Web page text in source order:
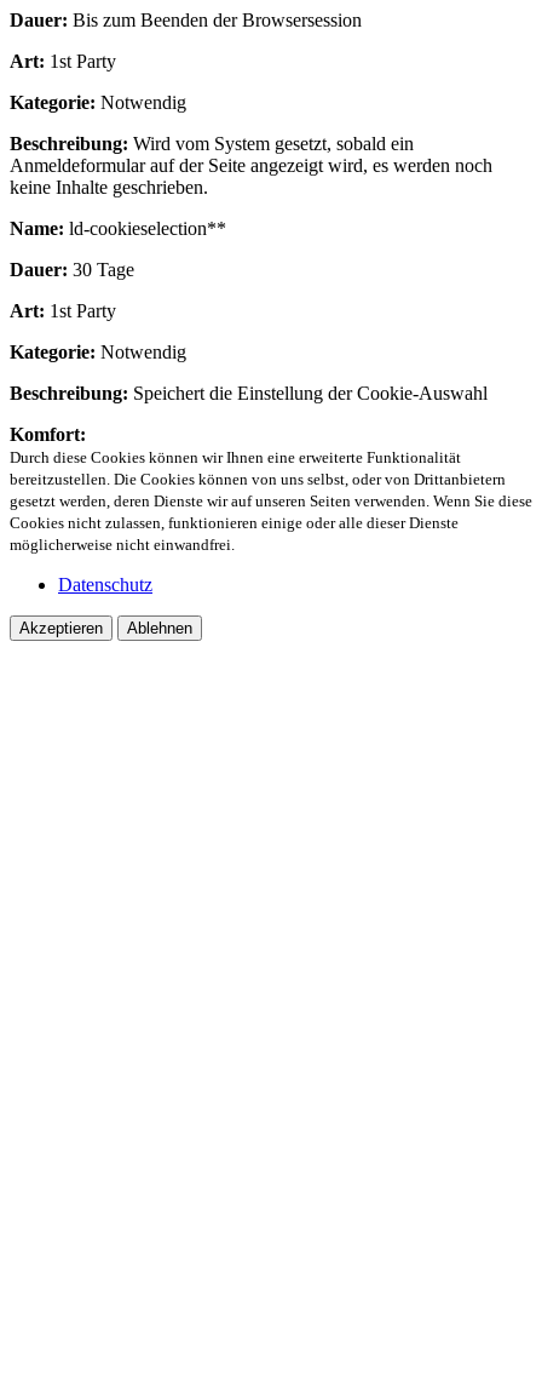
Dauer: Bis zum Beenden der Browsersession
Art: 1st Party
Kategorie: Notwendig
Beschreibung: Wird vom System gesetzt, sobald ein
Anmeldeformular auf der Seite angezeigt wird, es werden noch
keine Inhalte geschrieben.
Name: ld-cookieselection**
Dauer: 30 Tage
Art: 1st Party
Kategorie: Notwendig
Beschreibung: Speichert die Einstellung der Cookie-Auswahl
Komfort:
Durch diese Cookies können wir Ihnen eine erweiterte Funktionalität
bereitzustellen. Die Cookies können von uns selbst, oder von Drittanbietern
gesetzt werden, deren Dienste wir auf unseren Seiten verwenden. Wenn Sie diese
Cookies nicht zulassen, funktionieren einige oder alle dieser Dienste
möglicherweise nicht einwandfrei.
Datenschutz
Akzeptieren Ablehnen